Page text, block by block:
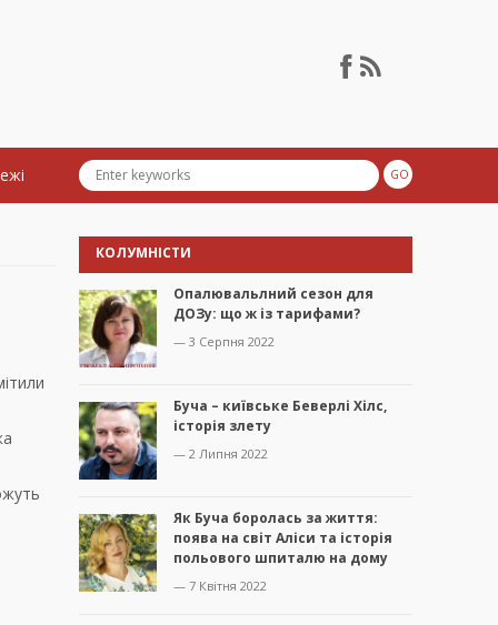
КОЛУМНІСТИ
Опалювальлний сезон для
ДОЗу: що ж із тарифами?
— 3 Серпня 2022
Буча – київське Беверлі Хілс,
історія злету
— 2 Липня 2022
Як Буча боролась за життя:
поява на світ Аліси та історія
польового шпиталю на дому
— 7 Квітня 2022